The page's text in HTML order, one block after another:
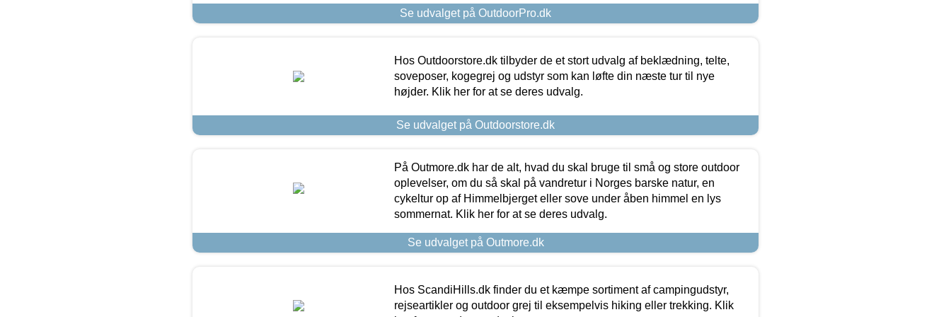
Se udvalget på OutdoorPro.dk
Hos Outdoorstore.dk tilbyder de et stort udvalg af beklædning, telte,
soveposer, kogegrej og udstyr som kan løfte din næste tur til nye
højder. Klik her for at se deres udvalg.
Se udvalget på Outdoorstore.dk
På Outmore.dk har de alt, hvad du skal bruge til små og store outdoor
oplevelser, om du så skal på vandretur i Norges barske natur, en
cykeltur op af Himmelbjerget eller sove under åben himmel en lys
sommernat. Klik her for at se deres udvalg.
Se udvalget på Outmore.dk
Hos ScandiHills.dk finder du et kæmpe sortiment af campingudstyr,
rejseartikler og outdoor grej til eksempelvis hiking eller trekking. Klik